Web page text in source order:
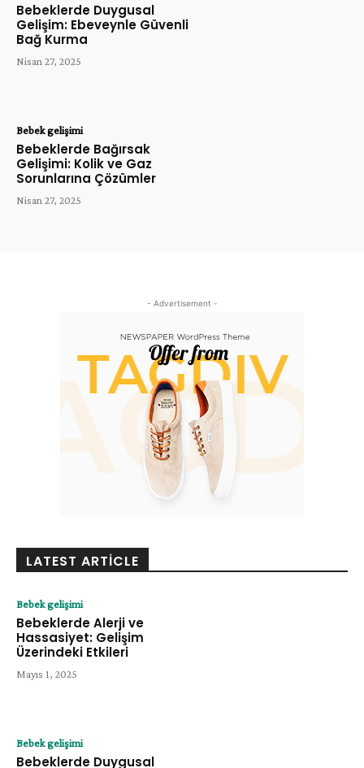
Bebeklerde Duygusal
Gelişim: Ebeveynle Güvenli
Bağ Kurma
Nisan 27, 2025
Bebek gelişimi
Bebeklerde Bağırsak
Gelişimi: Kolik ve Gaz
Sorunlarına Çözümler
Nisan 27, 2025
- Advertisement -
LATEST ARTICLE
Bebek gelişimi
Bebeklerde Alerji ve
Hassasiyet: Gelişim
Üzerindeki Etkileri
Mayıs 1, 2025
Bebek gelişimi
Bebeklerde Duygusal